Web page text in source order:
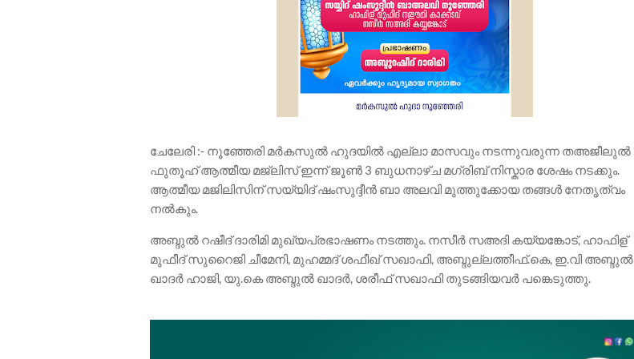
ചേലേരി :- നൂഞ്ഞേരി മർകസുൽ ഹുദയിൽ എല്ലാ മാസവും നടന്നുവരുന്ന തഅജീലുൽ
ഫുതൂഹ് ആത്മീയ മജ്‌ലിസ് ഇന്ന് ജൂൺ 3 ബുധനാഴ്ച മഗ്രിബ് നിസ്കാര ശേഷം നടക്കും.
ആത്മീയ മജിലിസിന് സയ്യിദ് ഷംസുദ്ദീൻ ബാ അലവി മുത്തുക്കോയ തങ്ങൾ നേതൃത്വം
നൽകും.
അബ്ദുൽ റഷീദ് ദാരിമി മുഖ്യപ്രഭാഷണം നടത്തും. നസീർ സഅദി കയ്യങ്കോട്, ഹാഫിള്
മുഫീദ് സുറൈജി ചീമേനി, മുഹമ്മദ് ശഫീഖ് സഖാഫി, അബ്ദുല്ലത്തീഫ്.കെ, ഇ.വി അബ്ദുൽ
ഖാദർ ഹാജി, യു.കെ അബ്ദുൽ ഖാദർ, ശരീഫ് സഖാഫി തുടങ്ങിയവർ പങ്കെടുത്തു.